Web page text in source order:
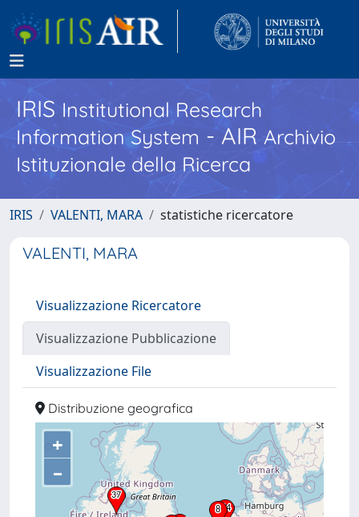
IRISInstitutional Research
Information System - AIR Archivio
Istituzionale della Ricerca
IRIS VALENTI, MARA statistiche ricercatore
VALENTI, MARA
Visualizzazione Ricercatore
Visualizzazione Pubblicazione
Visualizzazione File
Distribuzione geografica
+
–